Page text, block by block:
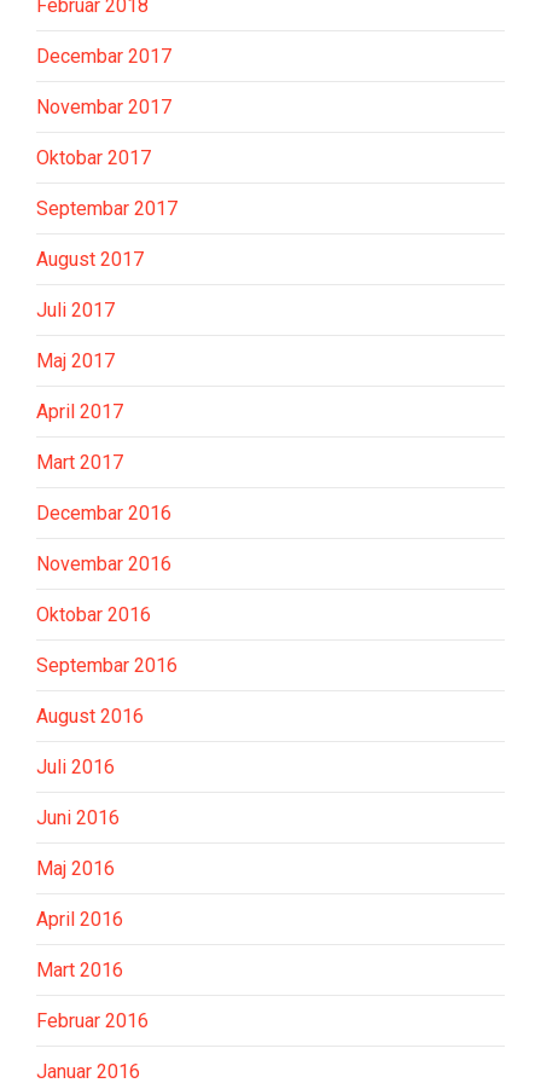
Februar 2018
Decembar 2017
Novembar 2017
Oktobar 2017
Septembar 2017
August 2017
Juli 2017
Maj 2017
April 2017
Mart 2017
Decembar 2016
Novembar 2016
Oktobar 2016
Septembar 2016
August 2016
Juli 2016
Juni 2016
Maj 2016
April 2016
Mart 2016
Februar 2016
Januar 2016